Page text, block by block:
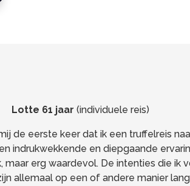
Lotte 61 jaar (individuele reis)
de eerste keer dat ik een truffelreis
indrukwekkende en diepgaande
maar erg waardevol. De intenties die ik
allemaal op een of andere manier